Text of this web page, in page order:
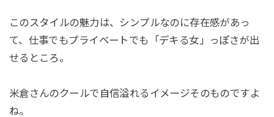
このスタイルの魅力は、シンプルなのに存在感があっ
て、仕事でもプライベートでも「デキる女」っぽさが出
せるところ。
米倉さんのクールで自信溢れるイメージそのものですよ
ね。